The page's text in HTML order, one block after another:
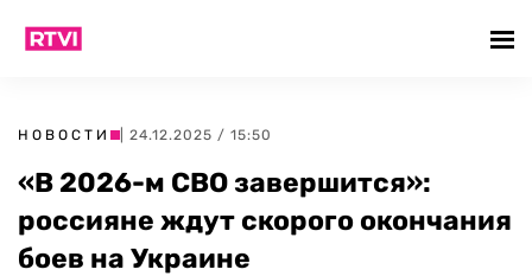
НОВОСТИ | 24.12.2025 / 15:50
«В 2026-м СВО завершится»:
россияне ждут скорого окончания
боев на Украине